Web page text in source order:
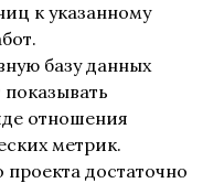
к указанному
базу данных
отношения
метрик.
достаточно